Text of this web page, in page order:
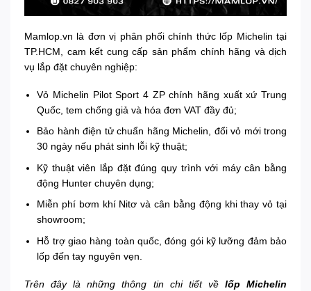
Mamlop.vn là đơn vị phân phối chính thức lốp Michelin tại
TP.HCM, cam kết cung cấp sản phẩm chính hãng và dịch
vụ lắp đặt chuyên nghiệp:
Vỏ Michelin Pilot Sport 4 ZP chính hãng xuất xứ Trung
Quốc, tem chống giả và hóa đơn VAT đầy đủ;
Bảo hành điện tử chuẩn hãng Michelin, đổi vỏ mới trong
30 ngày nếu phát sinh lỗi kỹ thuật;
Kỹ thuật viên lắp đặt đúng quy trình với máy cân bằng
động Hunter chuyên dụng;
Miễn phí bơm khí Nitơ và cân bằng động khi thay vỏ tại
showroom;
Hỗ trợ giao hàng toàn quốc, đóng gói kỹ lưỡng đảm bảo
lốp đến tay nguyên vẹn.
Trên đây là những thông tin chi tiết về lốp Michelin